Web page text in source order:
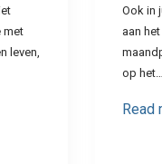
met
leven,
Ook in
aan
op het…
Read